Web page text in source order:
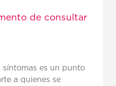
de consultar
es un punto
a quienes se